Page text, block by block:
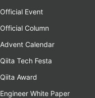
Official Event
Official Column
Advent Calendar
Qiita Tech Festa
Qiita Award
Engineer White Paper